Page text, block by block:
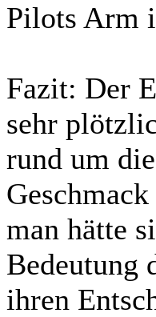
Pilots Arm
Fazit: Der
sehr
rund um
man hätte
Bedeutung
ihren